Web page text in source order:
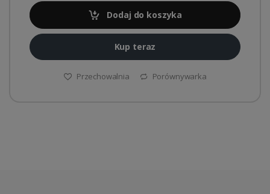
Dodaj do koszyka
Kup teraz
Przechowalnia Porównywarka